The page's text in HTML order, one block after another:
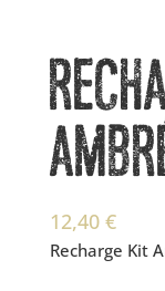
12,40 €
Recharge Kit